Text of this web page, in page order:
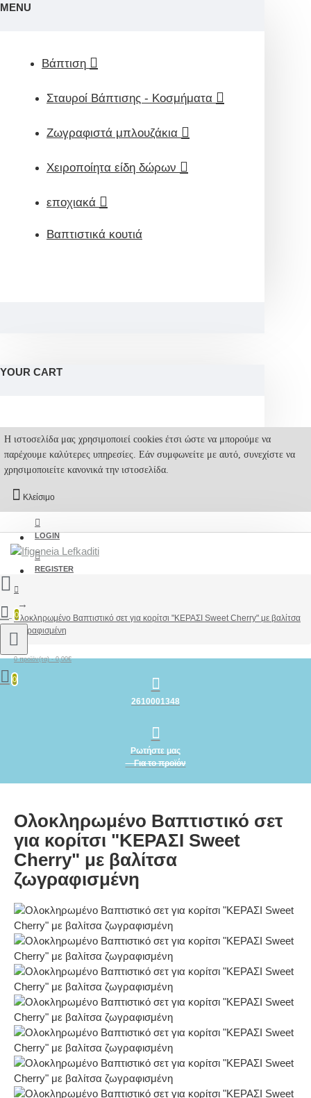
MENU
Βάπτιση
Σταυροί Βάπτισης - Κοσμήματα
Ζωγραφιστά μπλουζάκια
Χειροποίητα είδη δώρων
εποχιακά
Βαπτιστικά κουτιά
YOUR CART
Η ιστοσελίδα μας χρησιμοποιεί cookies έτσι ώστε να μπορούμε να
παρέχουμε καλύτερες υπηρεσίες. Εάν συμφωνείτε με αυτό, συνεχίστε να
χρησιμοποιείτε κανονικά την ιστοσελίδα.
Κλείσιμο
LOGIN
REGISTER
0
0 προϊόν(τα) - 0,00€
0
Ολοκληρωμένο Βαπτιστικό σετ για κορίτσι "ΚΕΡΑΣΙ Sweet Cherry" με βαλίτσα
ζωγραφισμένη
2610001348
Ρωτήστε μας
Για το προϊόν
Ολοκληρωμένο Βαπτιστικό σετ
για κορίτσι "ΚΕΡΑΣΙ Sweet
Cherry" με βαλίτσα
ζωγραφισμένη